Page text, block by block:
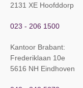
2131 XE Hoofddorp
023 - 206 1500
Kantoor Brabant:
Frederiklaan 10e
5616 NH Eindhoven